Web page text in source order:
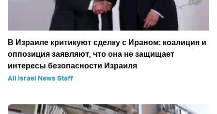
В Израиле критикуют сделку с Ираном: коалиция и
оппозиция заявляют, что она не защищает
интересы безопасности Израиля
All Israel News Staff